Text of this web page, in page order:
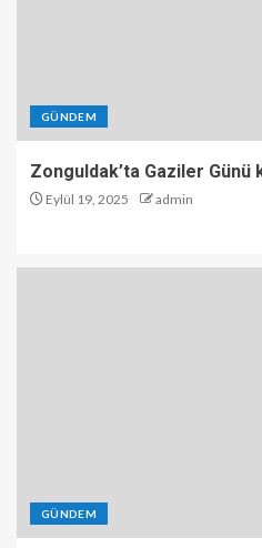
GÜNDEM
Zonguldak’ta Gaziler Günü
Eylül 19, 2025 admin
GÜNDEM